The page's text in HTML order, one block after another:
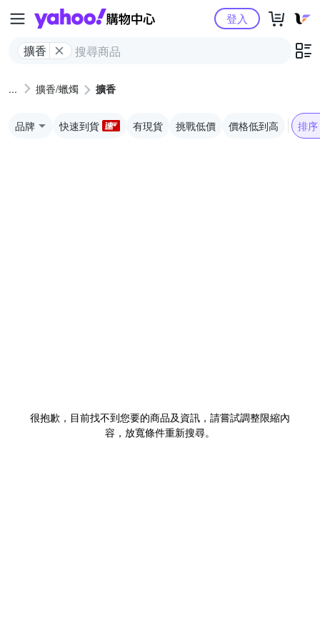
Yahoo購物中心
擴香
登入
擴香/蠟燭 擴香
品牌 快速到貨 有現貨 挑戰低價 價格低到高 排序
很抱歉，目前找不到您要的商品及資訊，請嘗試調整限縮內
容，放寬條件重新搜尋。